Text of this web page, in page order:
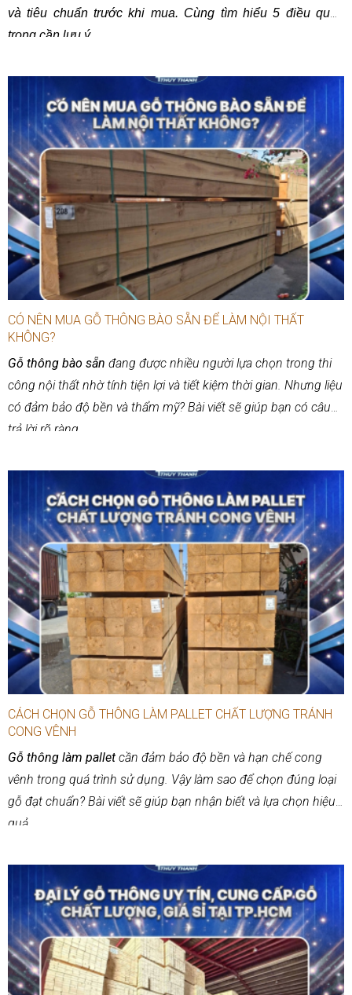
và tiêu chuẩn trước khi mua. Cùng tìm hiểu 5 điều quan
trọng cần lưu ý.
CÓ NÊN MUA GỖ THÔNG BÀO SẴN ĐỂ LÀM NỘI THẤT
KHÔNG?
Gỗ thông bào sẵn đang được nhiều người lựa chọn trong thi
công nội thất nhờ tính tiện lợi và tiết kiệm thời gian. Nhưng liệu
có đảm bảo độ bền và thẩm mỹ? Bài viết sẽ giúp bạn có câu
trả lời rõ ràng.
CÁCH CHỌN GỖ THÔNG LÀM PALLET CHẤT LƯỢNG TRÁNH
CONG VÊNH
Gỗ thông làm pallet cần đảm bảo độ bền và hạn chế cong
vênh trong quá trình sử dụng. Vậy làm sao để chọn đúng loại
gỗ đạt chuẩn? Bài viết sẽ giúp bạn nhận biết và lựa chọn hiệu
quả.